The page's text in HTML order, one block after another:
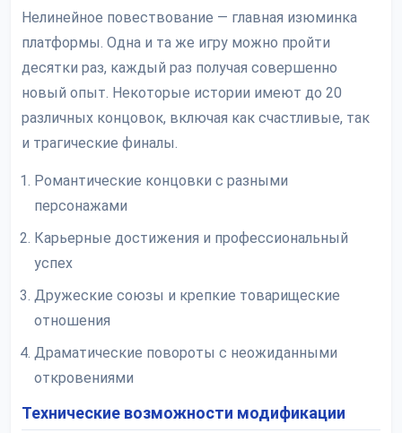
Нелинейное повествование — главная изюминка
платформы. Одна и та же игру можно пройти
десятки раз, каждый раз получая совершенно
новый опыт. Некоторые истории имеют до 20
различных концовок, включая как счастливые, так
и трагические финалы.
Романтические концовки с разными
персонажами
Карьерные достижения и профессиональный
успех
Дружеские союзы и крепкие товарищеские
отношения
Драматические повороты с неожиданными
откровениями
Технические возможности модификации